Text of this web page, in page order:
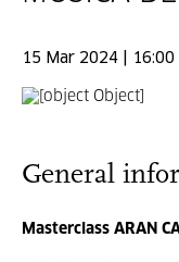
15 Mar 2024 | 16:00
General
Masterclass ARAN